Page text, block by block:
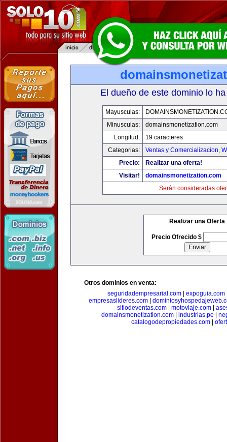
El dueño de este dominio lo
Mayusculas:
Minusculas:
domainsmonetization.com
Longitud:
19 caracteres
Categorias:
Ventas y Comercializacion,
Precio:
Realizar una oferta!
Visitar!
domainsmonetization.com
Serán consideradas
Realizar una Oferta
Precio Ofrecido $
Otros dominios en venta:
seguridadempresarial.com
expoguia.com
empresaslideres.com|
sitiodeventas.com
motoviaje.com
domainsmonetization.com| industrias.pe
catalogodepropiedades.com